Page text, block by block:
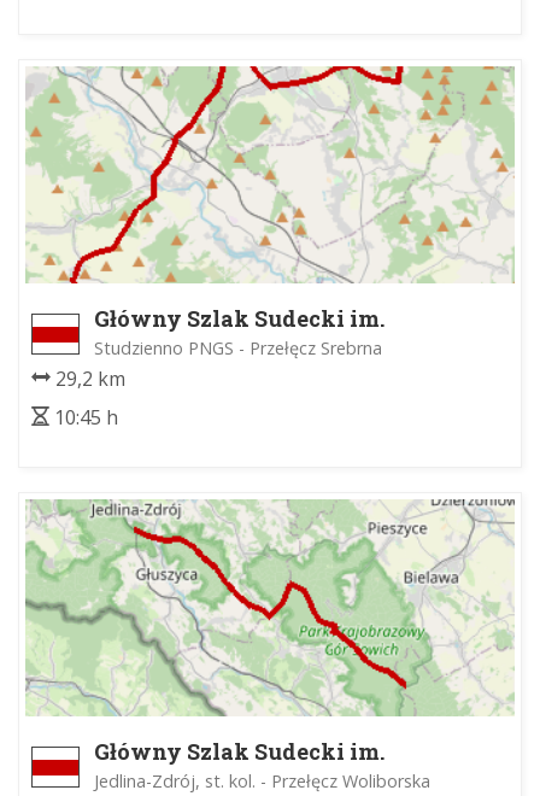
Główny Szlak Sudecki im.
Mieczysława Orłowicza
Studzienno PNGS - Przełęcz Srebrna
29,2 km
10:45 h
Główny Szlak Sudecki im.
Mieczysława Orłowicza
Jedlina-Zdrój, st. kol. - Przełęcz Woliborska